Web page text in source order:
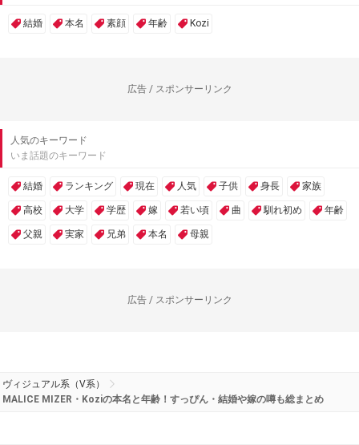
結婚 本名 素顔 年齢 Kozi
広告 / スポンサーリンク
人気のキーワード
いま話題のキーワード
結婚 ランキング 現在 人気 子供 身長 家族
高校 大学 学歴 嫁 若い頃 曲 馴れ初め 年齢
父親 実家 兄弟 本名 母親
広告 / スポンサーリンク
ヴィジュアル系（V系）
MALICE MIZER・Koziの本名と年齢！すっぴん・結婚や嫁の噂も総まとめ